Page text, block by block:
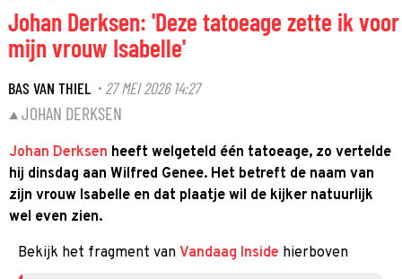
Johan Derksen: 'Deze tatoeage zette ik voor
mijn vrouw Isabelle'
BAS VAN THIEL· 27 MEI 2026 14:27
JOHAN DERKSEN
Johan Derksen heeft welgeteld één tatoeage, zo vertelde
hij dinsdag aan Wilfred Genee. Het betreft de naam van
zijn vrouw Isabelle en dat plaatje wil de kijker natuurlijk
wel even zien.
Bekijk het fragment van Vandaag Inside hierboven